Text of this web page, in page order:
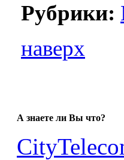
Рубрики:
наверх
А знаете ли Вы что?